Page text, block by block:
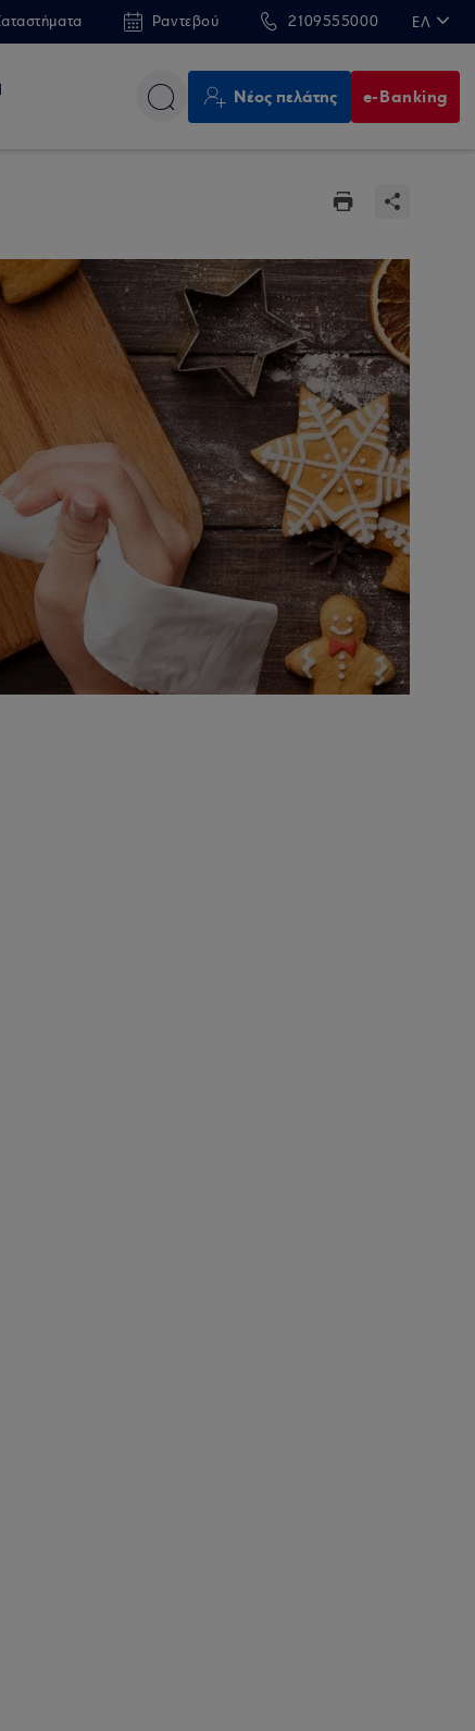
Ραντεβού 2109555000 ΕΛ
Νέος πελάτης e-Banking